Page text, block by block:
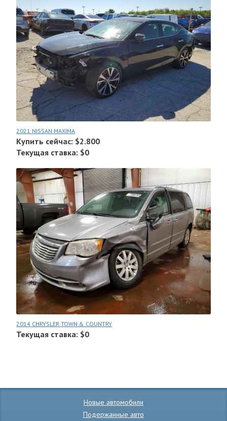
2021 NISSAN MAXIMA
Купить сейчас: $2.800
Текущая ставка: $0
2014 CHRYSLER TOWN & COUNTRY
Текущая ставка: $0
Новые автомобили
Подержанные авто